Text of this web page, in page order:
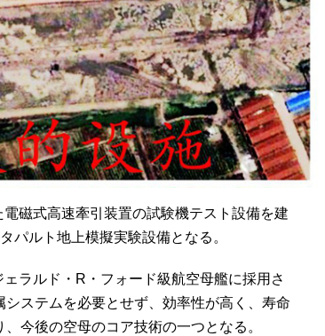
磁式高速牽引装置の試験機テスト設備を建
パルト地上模擬実験設備となる。
ラルド・R・フォード級航空母艦に採用さ
ステムを必要とせず、効率性が高く、寿命
今後の空母のコア技術の一つとなる。